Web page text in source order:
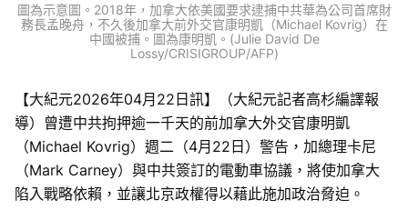
圖為示意圖。2018年，加拿大依美國要求逮捕中共華為公司首席財
務長孟晚舟，不久後加拿大前外交官康明凱（Michael Kovrig）在
中國被捕。圖為康明凱。(Julie David De
Lossy/CRISIGROUP/AFP)
【大紀元2026年04月22日訊】（大紀元記者高杉編譯報
導）曾遭中共拘押逾一千天的前加拿大外交官康明凱
（Michael Kovrig）週二（4月22日）警告，加總理卡尼
（Mark Carney）與中共簽訂的電動車協議，將使加拿大
陷入戰略依賴，並讓北京政權得以藉此施加政治脅迫。